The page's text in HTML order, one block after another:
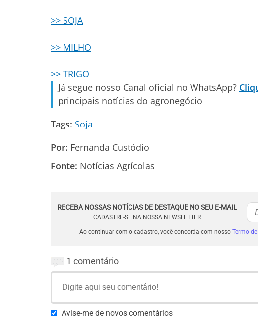
>> SOJA
>> MILHO
>> TRIGO
Já segue nosso Canal oficial no WhatsApp?
principais notícias do agronegócio
Tags: Soja
Por: Fernanda Custódio
Fonte: Notícias Agrícolas
RECEBA NOSSAS NOTÍCIAS DE DESTAQUE NO SEU E-MAIL
CADASTRE-SE NA NOSSA NEWSLETTER
Ao continuar com o cadastro, você concorda com nosso Termo
1 comentário
Avise-me de novos comentários